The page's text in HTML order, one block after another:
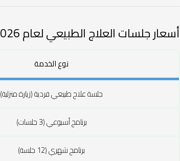
أسعار جلسات العلاج الطبيعي لعام 2026 – 2027
نوع الخدمة
جلسة علاج طبيعي فردية (زيارة منزلية)
برنامج أسبوعي (3 جلسات)
برنامج شهري (12 جلسة)